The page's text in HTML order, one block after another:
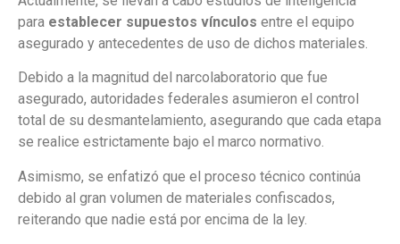
para establecer supuestos vínculos entre el equipo
asegurado y antecedentes de uso de dichos materiales.
Debido a la magnitud del narcolaboratorio que fue
asegurado, autoridades federales asumieron el control
total de su desmantelamiento, asegurando que cada etapa
se realice estrictamente bajo el marco normativo.
Asimismo, se enfatizó que el proceso técnico continúa
debido al gran volumen de materiales confiscados,
reiterando que nadie está por encima de la ley.